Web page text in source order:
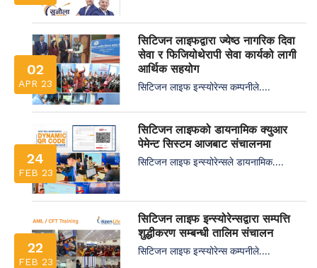
02
APR 23
सिटिजन लाइफद्वारा ज्येष्ठ नागरिक दिवा
सेवा र फिजियोथेरापी सेवा कार्यको लागी
आर्थिक सहयोग
सिटिजन लाइफ इन्स्योरेन्स कम्पनीले....
24
FEB 23
सिटिजन लाइफको डायनामिक क्युआर
पेमेन्ट सिस्टम आजबाट संचालनमा
सिटिजन लाइफ इन्स्योरेन्सले डायनामिक....
22
FEB 23
सिटिजन लाइफ इन्स्योरेन्सद्वारा सम्पत्ति
शुद्धीकरण सम्बन्धी तालिम संचालन
सिटिजन लाइफ इन्स्योरेन्स कम्पनीले....